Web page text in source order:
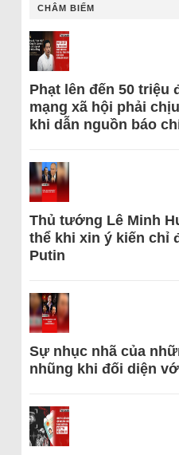
CHÂM BIẾM
Phạt lên đến 50 triệu
mạng xã hội phải
khi dẫn nguồn báo
Thủ tướng Lê Minh
thể khi xin ý kiến chỉ
Putin
Sự nhục nhã của
nhũng khi đối diện